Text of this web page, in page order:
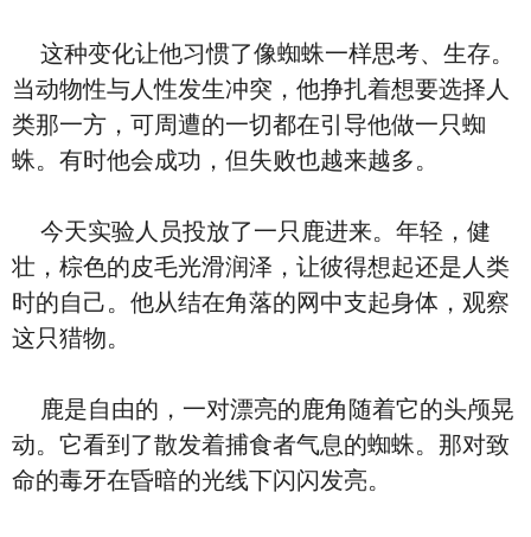
这种变化让他习惯了像蜘蛛一样思考、生存。
当动物性与人性发生冲突，他挣扎着想要选择人
类那一方，可周遭的一切都在引导他做一只蜘
蛛。有时他会成功，但失败也越来越多。
今天实验人员投放了一只鹿进来。年轻，健
壮，棕色的皮毛光滑润泽，让彼得想起还是人类
时的自己。他从结在角落的网中支起身体，观察
这只猎物。
鹿是自由的，一对漂亮的鹿角随着它的头颅晃
动。它看到了散发着捕食者气息的蜘蛛。那对致
命的毒牙在昏暗的光线下闪闪发亮。